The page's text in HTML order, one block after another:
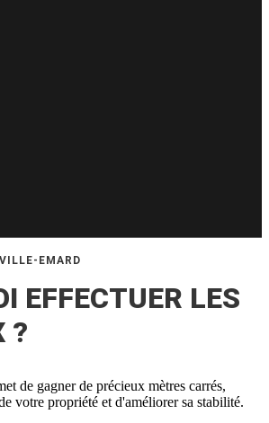
EMARD
EFFECTUER LES
?
de gagner de précieux mètres carrés,
votre propriété et d'améliorer sa stabilité.